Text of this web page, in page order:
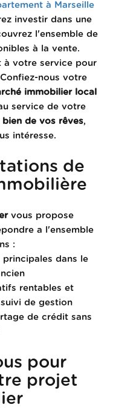
à Marseille
investir dans une
l'ensemble de
à la vente.
à votre service pour
nous votre
immobilier local
service de votre
bien de vos rêves,
intéresse.
de
vous propose
a l'ensemble
:
dans le
rentables et
de gestion
de crédit sans
pour
projet